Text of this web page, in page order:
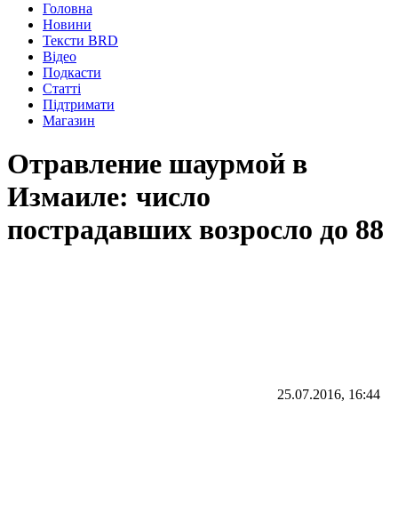
Головна
Новини
Тексти BRD
Відео
Подкасти
Статті
Підтримати
Магазин
Отравление шаурмой в
Измаиле: число
пострадавших возросло до 88
25.07.2016, 16:44